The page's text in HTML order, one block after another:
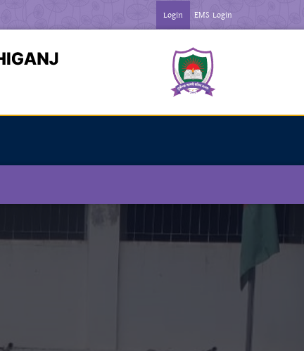
*** জুলাই গণঅভ্যতা দিবস-২০২৬ উপলক্ষে বিজ্ঞপ্তি ***
Login EMS Login